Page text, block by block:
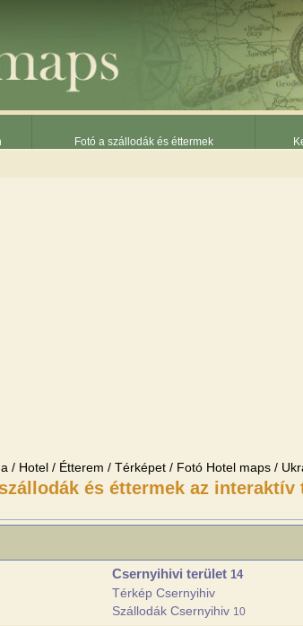
Fotó a szállodák és éttermek
/ Hotel / Étterem / Térképet / Fotó Hotel maps /
és éttermek az interaktív
Csernyihivi terület 14
Térkép Csernyihiv
Szállodák Csernyihiv 10